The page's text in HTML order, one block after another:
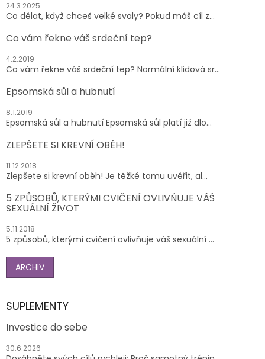
24.3.2025
Co dělat, když chceš velké svaly? Pokud máš cíl z...
Co vám řekne váš srdeční tep?
4.2.2019
Co vám řekne váš srdeční tep? Normální klidová sr...
Epsomská sůl a hubnutí
8.1.2019
Epsomská sůl a hubnutí Epsomská sůl platí již dlo...
ZLEPŠETE SI KREVNÍ OBĚH!
11.12.2018
Zlepšete si krevní oběh! Je těžké tomu uvěřit, al...
5 ZPŮSOBŮ, KTERÝMI CVIČENÍ OVLIVŇUJE VÁŠ
SEXUÁLNÍ ŽIVOT
5.11.2018
5 způsobů, kterými cvičení ovlivňuje váš sexuální ...
ARCHIV
SUPLEMENTY
Investice do sebe
30.6.2026